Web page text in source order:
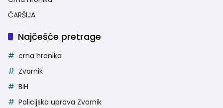
ČARŠIJA
Najčešće pretrage
crna hronika
Zvornik
BiH
Policijska uprava Zvornik